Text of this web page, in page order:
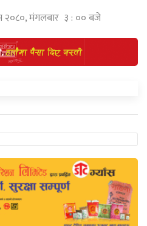
२०८०, मंगलबार ३ : ०० बजे